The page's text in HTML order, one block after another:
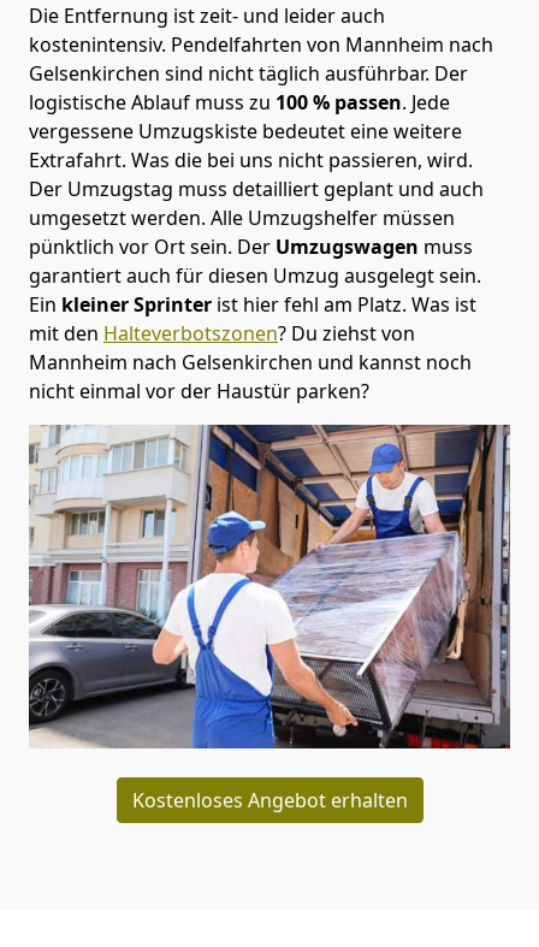
Die Entfernung ist zeit- und leider auch
kostenintensiv. Pendelfahrten von Mannheim nach
Gelsenkirchen sind nicht täglich ausführbar. Der
logistische Ablauf muss zu 100 % passen. Jede
vergessene Umzugskiste bedeutet eine weitere
Extrafahrt. Was die bei uns nicht passieren, wird.
Der Umzugstag muss detailliert geplant und auch
umgesetzt werden. Alle Umzugshelfer müssen
pünktlich vor Ort sein. Der Umzugswagen muss
garantiert auch für diesen Umzug ausgelegt sein.
Ein kleiner Sprinter ist hier fehl am Platz. Was ist
mit den Halteverbotszonen? Du ziehst von
Mannheim nach Gelsenkirchen und kannst noch
nicht einmal vor der Haustür parken?
Kostenloses Angebot erhalten